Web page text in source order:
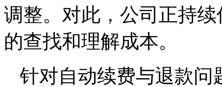
调整。对此，公司正持
的查找和理解成本。
针对自动续费与退款问